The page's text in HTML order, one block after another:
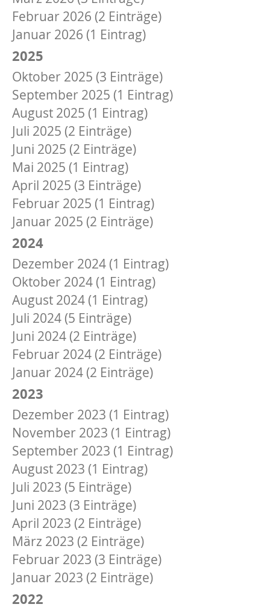
Februar 2026 (2 Einträge)
Januar 2026 (1 Eintrag)
2025
Oktober 2025 (3 Einträge)
September 2025 (1 Eintrag)
August 2025 (1 Eintrag)
Juli 2025 (2 Einträge)
Juni 2025 (2 Einträge)
Mai 2025 (1 Eintrag)
April 2025 (3 Einträge)
Februar 2025 (1 Eintrag)
Januar 2025 (2 Einträge)
2024
Dezember 2024 (1 Eintrag)
Oktober 2024 (1 Eintrag)
August 2024 (1 Eintrag)
Juli 2024 (5 Einträge)
Juni 2024 (2 Einträge)
Februar 2024 (2 Einträge)
Januar 2024 (2 Einträge)
2023
Dezember 2023 (1 Eintrag)
November 2023 (1 Eintrag)
September 2023 (1 Eintrag)
August 2023 (1 Eintrag)
Juli 2023 (5 Einträge)
Juni 2023 (3 Einträge)
April 2023 (2 Einträge)
März 2023 (2 Einträge)
Februar 2023 (3 Einträge)
Januar 2023 (2 Einträge)
2022